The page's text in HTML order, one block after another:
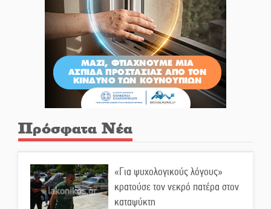
Πρόσφατα Νέα
«Για ψυχολογικούς λόγους»
κρατούσε τον νεκρό πατέρα στον
καταψύκτη